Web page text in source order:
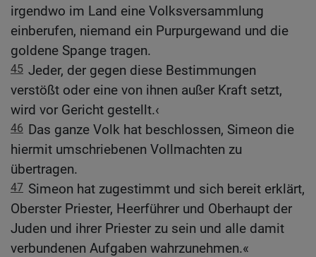
irgendwo im Land eine Volksversammlung
einberufen, niemand ein Purpurgewand und die
goldene Spange tragen.
45 Jeder, der gegen diese Bestimmungen
verstößt oder eine von ihnen außer Kraft setzt,
wird vor Gericht gestellt.‹
46 Das ganze Volk hat beschlossen, Simeon die
hiermit umschriebenen Vollmachten zu
übertragen.
47 Simeon hat zugestimmt und sich bereit erklärt,
Oberster Priester, Heerführer und Oberhaupt der
Juden und ihrer Priester zu sein und alle damit
verbundenen Aufgaben wahrzunehmen.«